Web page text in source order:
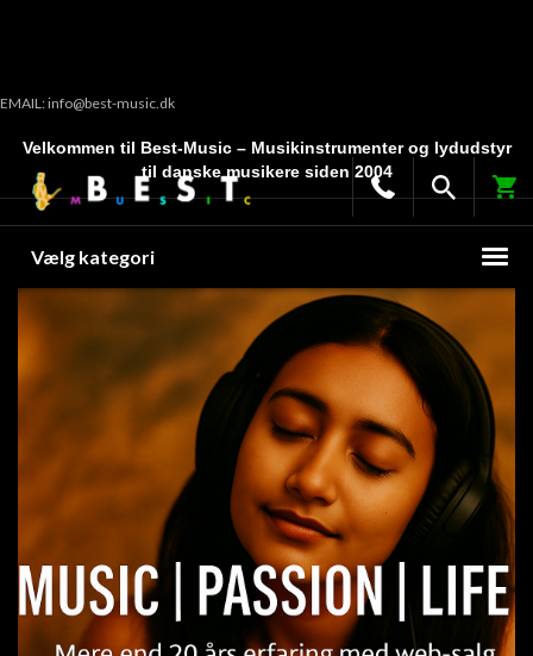
EMAIL: info@best-music.dk
Velkommen til Best-Music – Musikinstrumenter og lydudstyr
til danske musikere siden 2004
Vælg kategori